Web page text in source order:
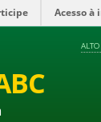
Acesso à